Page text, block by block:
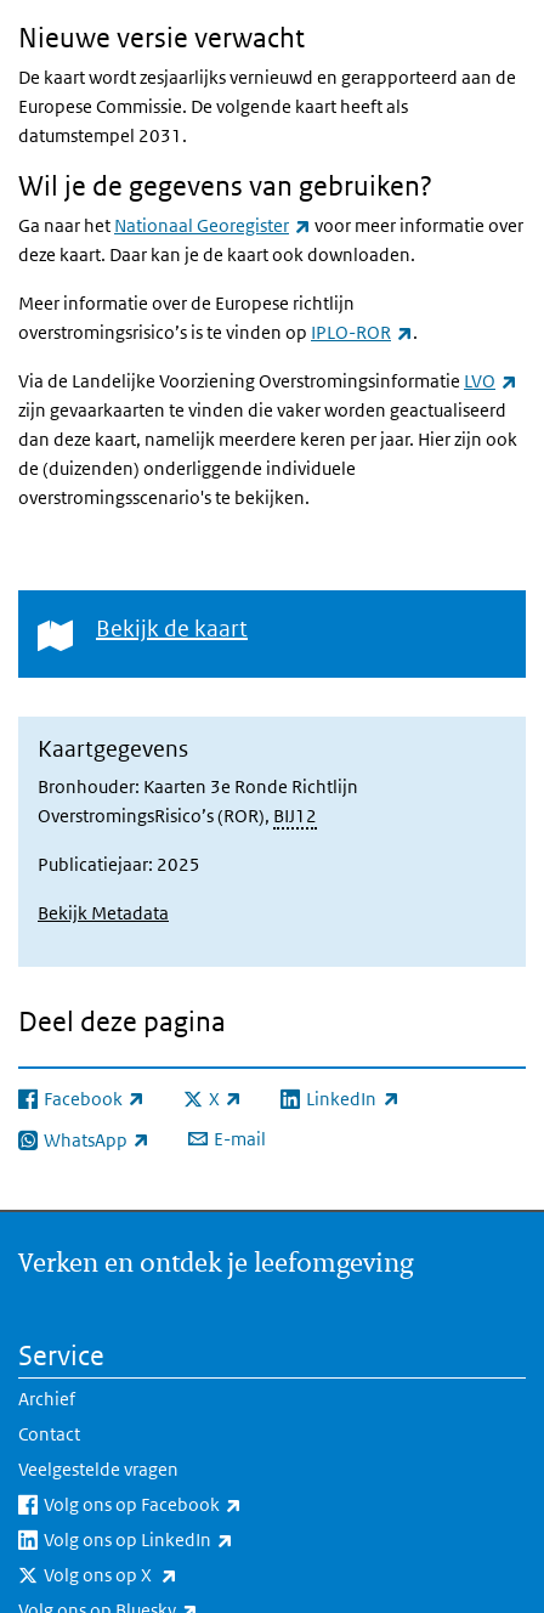
Nieuwe versie verwacht
De kaart wordt zesjaarlijks vernieuwd en gerapporteerd aan de
Europese Commissie. De volgende kaart heeft als
datumstempel 2031.
Wil je de gegevens van gebruiken?
Ga naar het Nationaal Georegister (externe link)
voor meer informatie over
deze kaart. Daar kan je de kaart ook downloaden.
Meer informatie over de Europese richtlijn
overstromingsrisico’s is te vinden op IPLO-ROR (externe link)
.
Via de Landelijke Voorziening Overstromingsinformatie LVO
zijn gevaarkaarten te vinden die vaker worden geactualiseerd
dan deze kaart, namelijk meerdere keren per jaar. Hier zijn ook
de (duizenden) onderliggende individuele
overstromingsscenario's te bekijken.
Bekijk de kaart
Bekijk de kaart
Kaartgegevens
Bronhouder: Kaarten 3e Ronde Richtlijn
OverstromingsRisico’s (ROR), BIJ12
Publicatiejaar: 2025
Bekijk Metadata
Deel deze pagina
Facebook
(externe link) X
(externe link) LinkedIn
(externe link)
WhatsApp
(externe link) E-mail
Verken en ontdek je leefomgeving
Service
Archief
Contact
Veelgestelde vragen
Volg ons op Facebook
Volg ons op LinkedIn
Volg ons op X